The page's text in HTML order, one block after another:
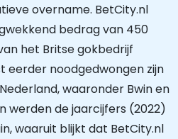
overname. BetCity.nl
bedrag van 450
het Britse gokbedrijf
eerder noodgedwongen zijn
waaronder Bwin en
werden de jaarcijfers (2022)
waaruit blijkt dat BetCity.nl